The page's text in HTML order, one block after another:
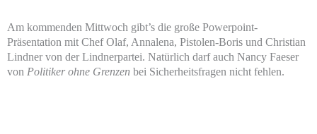
Am kommenden Mittwoch gibt’s die große Powerpoint-
Präsentation mit Chef Olaf, Annalena, Pistolen-Boris und Christian
Lindner von der Lindnerpartei. Natürlich darf auch Nancy Faeser
von Politiker ohne Grenzen bei Sicherheitsfragen nicht fehlen.